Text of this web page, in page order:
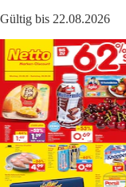
Gültig bis 22.08.2026